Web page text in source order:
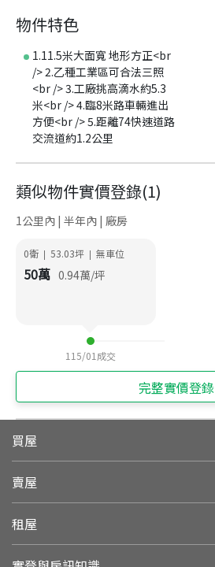
物件特色
1.11.5米大面寬 地形方正<br
/> 2.乙種工業區可合法三照
<br /> 3.工廠挑高滴水約5.3
米<br /> 4.臨8米路車輛進出
方便<br /> 5.距離74快速道路
交流道約1.2公里
類似物件實價登錄(1)
1公里內 | 半年內 | 廠房
0衛 | 53.03坪 | 無車位
50萬 0.94萬/坪
115/01 成交
完整實價登錄
買屋
賣屋
租屋